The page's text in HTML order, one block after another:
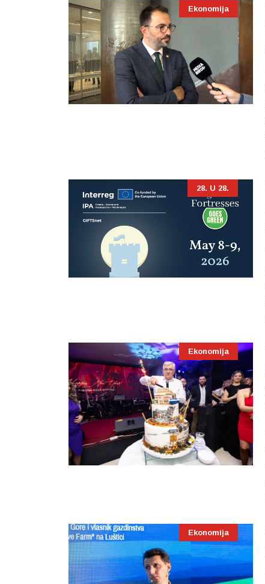
Ekonomija
28. U 28.
Ekonomija
Ekonomija